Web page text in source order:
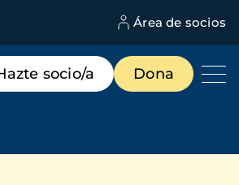
Área de socios
socio/a Dona